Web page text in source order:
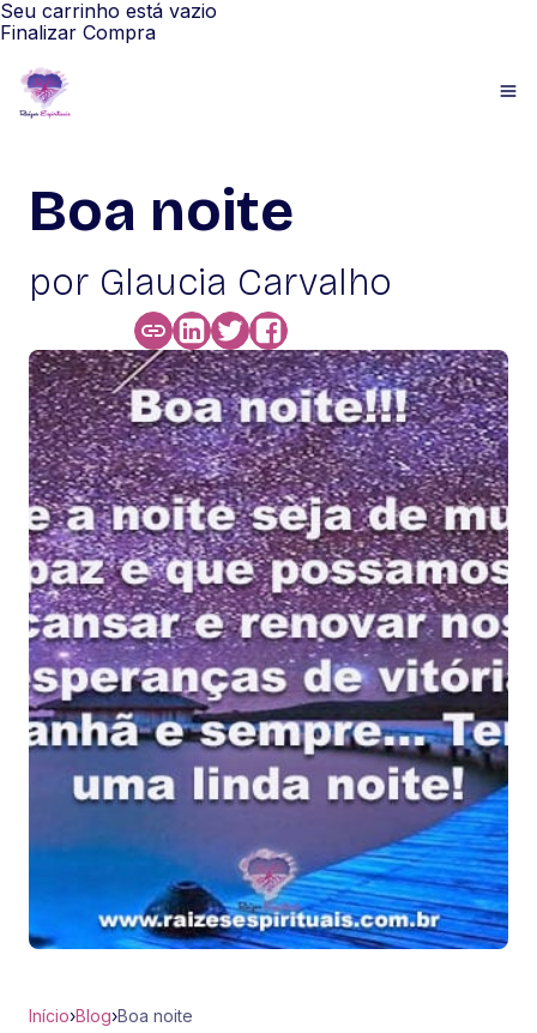
Seu carrinho está vazio
Finalizar Compra
Boa noite
por Glaucia Carvalho
Início›Blog›Boa noite